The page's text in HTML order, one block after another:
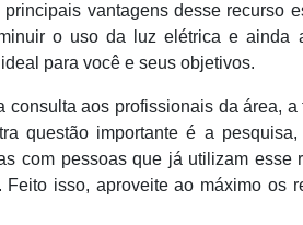
vantagens desse recurso
o uso da luz elétrica e ainda
para você e seus objetivos.
aos profissionais da área,
questão importante é a
com pessoas que já utilizam esse
isso, aproveite ao máximo os